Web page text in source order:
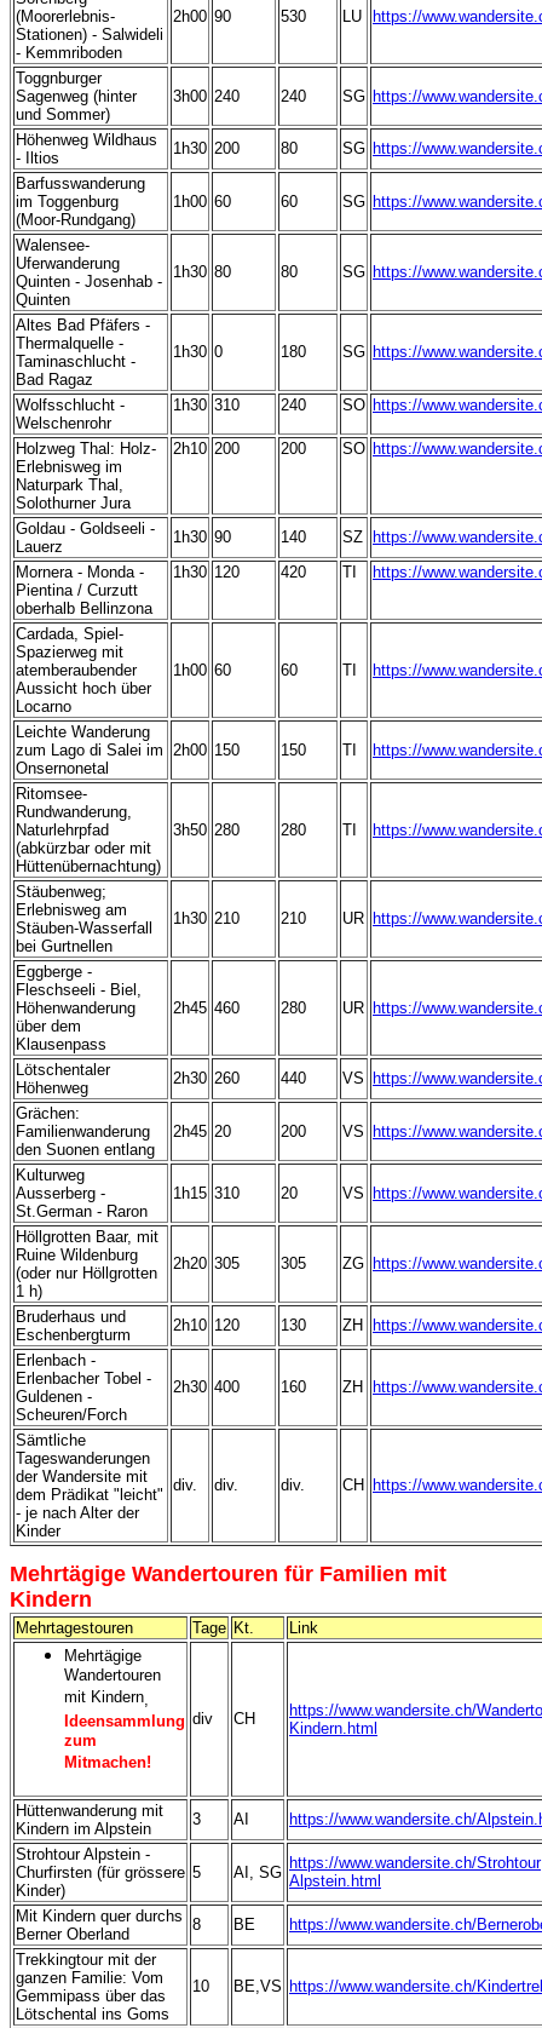
(Moorerlebnis-
Stationen) - Salwideli
- Kemmriboden
2h00 90 530 LU https://
Toggnburger
Sagenweg (hinter
und Sommer)
3h00 240 240 SG https://
Höhenweg Wildhaus
- Iltios
1h30 200 80 SG https://
Barfusswanderung
im Toggenburg
(Moor-Rundgang)
1h00 60 60 SG https://
Walensee-
Uferwanderung
Quinten - Josenhab -
Quinten
1h30 80 80 SG https://
Altes Bad Pfäfers -
Thermalquelle -
Taminaschlucht -
Bad Ragaz
1h30 0 180 SG https://
Wolfsschlucht -
Welschenrohr
1h30 310 240 SO https://
Holzweg Thal: Holz-
Erlebnisweg im
Naturpark Thal,
Solothurner Jura
2h10 200 200 SO https://
Goldau - Goldseeli -
Lauerz
1h30 90 140 SZ
https://
Mornera - Monda -
Pientina / Curzutt
oberhalb Bellinzona
1h30 120 420 TI https://
Cardada, Spiel-
Spazierweg mit
atemberaubender
Aussicht hoch über
Locarno
1h00 60 60 TI https://
Leichte Wanderung
zum Lago di Salei im
Onsernonetal
2h00 150 150 TI https://
Ritomsee-
Rundwanderung,
Naturlehrpfad
(abkürzbar oder mit
Hüttenübernachtung)
3h50 280 280 TI https://
Stäubenweg;
Erlebnisweg am
Stäuben-Wasserfall
bei Gurtnellen
1h30 210 210 UR https://
Eggberge -
Fleschseeli - Biel,
Höhenwanderung
über dem
Klausenpass
2h45 460 280 UR https://
Lötschentaler
Höhenweg
2h30 260 440 VS
https://
Grächen:
Familienwanderung
den Suonen entlang
2h45 20 200 VS https://
Kulturweg
Ausserberg -
St.German - Raron
1h15 310 20 VS https://
Höllgrotten Baar, mit
Ruine Wildenburg
(oder nur Höllgrotten
1 h)
2h20 305 305 ZG https://
Bruderhaus und
Eschenbergturm
2h10 120 130 ZH
https://
Erlenbach -
Erlenbacher Tobel -
Guldenen -
Scheuren/Forch
2h30 400 160 ZH https://
Sämtliche
Tageswanderungen
der Wandersite mit
dem Prädikat "leicht"
- je nach Alter der
Kinder
div. div. div. CH https://
Mehrtägige Wandertouren für Familien mit
Kindern
Mehrtagestouren Tage Kt.
Link
Mehrtägige
Wandertouren
mit Kindern
Ideensammlung
zum
Mitmachen!
div CH
https://www.wandersite.ch/
Kindern.html
Hüttenwanderung mit
Kindern im Alpstein
3 AI
https://www.wandersite.ch/
Strohtour Alpstein -
Churfirsten (für grössere
Kinder)
5 AI, SG
https://www.wandersite.ch/Strohtour
Alpstein.html
Mit Kindern quer durchs
Berner Oberland
8 BE
https://www.wandersite.ch/
Trekkingtour mit der
ganzen Familie: Vom
Gemmipass über das
Lötschental ins Goms
10 BE,VS https://www.wandersite.ch/